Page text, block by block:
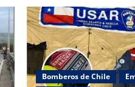
Bomberos de Chile